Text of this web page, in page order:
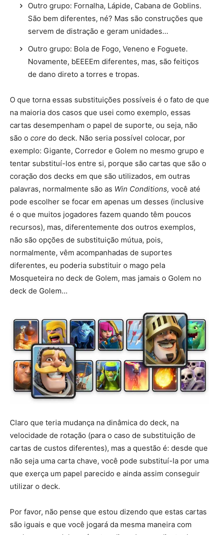
Outro grupo: Fornalha, Lápide, Cabana de Goblins.
São bem diferentes, né? Mas são construções que
servem de distração e geram unidades…
Outro grupo: Bola de Fogo, Veneno e Foguete.
Novamente, bEEEEm diferentes, mas, são feitiços
de dano direto a torres e tropas.
O que torna essas substituições possíveis é o fato de que
na maioria dos casos que usei como exemplo, essas
cartas desempenham o papel de suporte, ou seja, não
são o core do deck. Não seria possível colocar, por
exemplo: Gigante, Corredor e Golem no mesmo grupo e
tentar substituí-los entre si, porque são cartas que são o
coração dos decks em que são utilizados, em outras
palavras, normalmente são as Win Conditions, você até
pode escolher se focar em apenas um desses (inclusive
é o que muitos jogadores fazem quando têm poucos
recursos), mas, diferentemente dos outros exemplos,
não são opções de substituição mútua, pois,
normalmente, vêm acompanhadas de suportes
diferentes, eu poderia substituir o mago pela
Mosqueteira no deck de Golem, mas jamais o Golem no
deck de Golem…
Claro que teria mudança na dinâmica do deck, na
velocidade de rotação (para o caso de substituição de
cartas de custos diferentes), mas a questão é: desde que
não seja uma carta chave, você pode substituí-la por uma
que exerça um papel parecido e ainda assim conseguir
utilizar o deck.
Por favor, não pense que estou dizendo que estas cartas
são iguais e que você jogará da mesma maneira com